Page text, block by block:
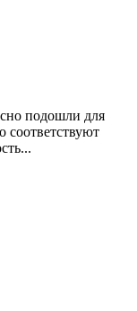
подошли для
соответствуют